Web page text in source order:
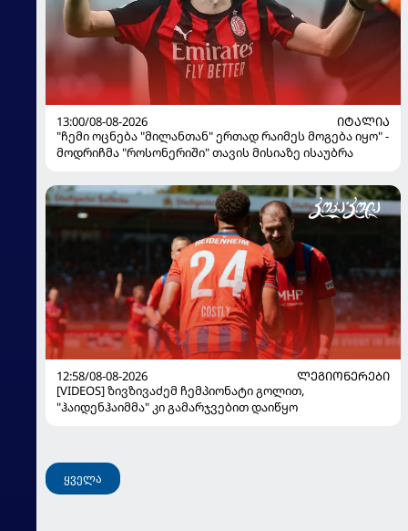
13:00/08-08-2026
ᲘᲢᲐᲚᲘᲐ
"ჩემი ოცნება "მილანთან" ერთად რაიმეს მოგება იყო" -
მოდრიჩმა "როსონერიში" თავის მისიაზე ისაუბრა
12:58/08-08-2026
ᲚᲔᲒᲘᲝᲜᲔᲠᲔᲑᲘ
[VIDEOS] ზივზივაძემ ჩემპიონატი გოლით,
"ჰაიდენჰაიმმა" კი გამარჯვებით დაიწყო
ყველა